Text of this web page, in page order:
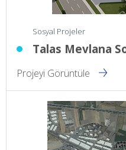
Sosyal Projeler
Talas Mevlana
Projeyi Görüntüle